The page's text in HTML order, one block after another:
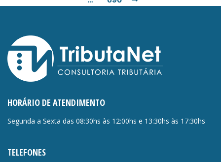
HORÁRIO DE ATENDIMENTO
Segunda a Sexta das 08:30hs às 12:00hs e 13:30hs às 17:30hs
TELEFONES